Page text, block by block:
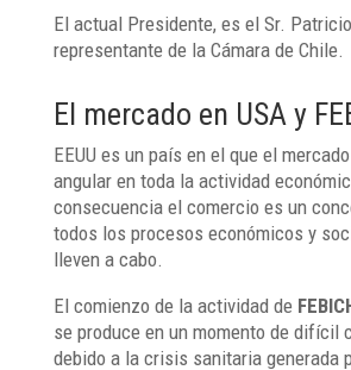
El actual Presidente, es el Sr.
representante de la Cámara de Chile.
El mercado en USA y
EEUU es un país en el que el
angular en toda la actividad
consecuencia el comercio es un
todos los procesos económicos y
lleven a cabo.
El comienzo de la actividad de
se produce en un momento de difícil
debido a la crisis sanitaria generada